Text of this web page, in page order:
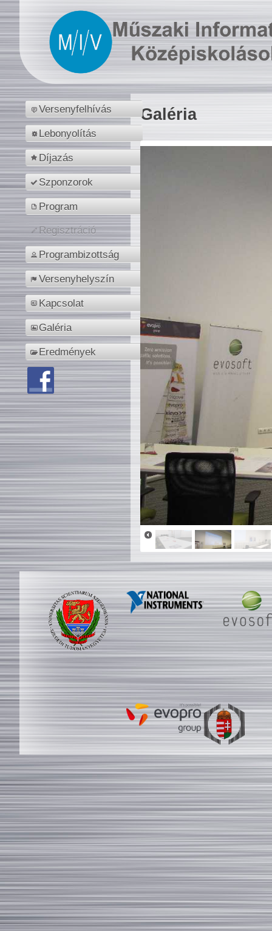
Versenyfelhívás
Lebonyolítás
Díjazás
Szponzorok
Program
Regisztráció
Programbizottság
Versenyhelyszín
Kapcsolat
Galéria
Eredmények
Galéria